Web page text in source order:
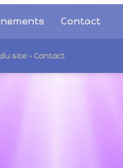
Contact
site - Contact